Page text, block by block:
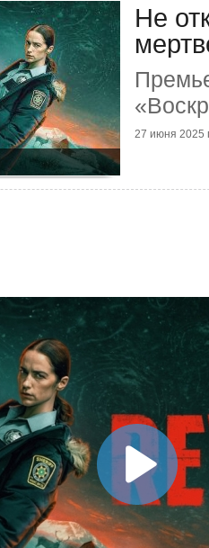
Не
27 июня 2025